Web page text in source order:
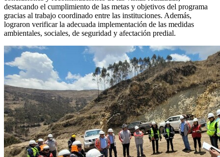
destacando el cumplimiento de las metas y objetivos del programa
gracias al trabajo coordinado entre las instituciones. Además,
lograron verificar la adecuada implementación de las medidas
ambientales, sociales, de seguridad y afectación predial.